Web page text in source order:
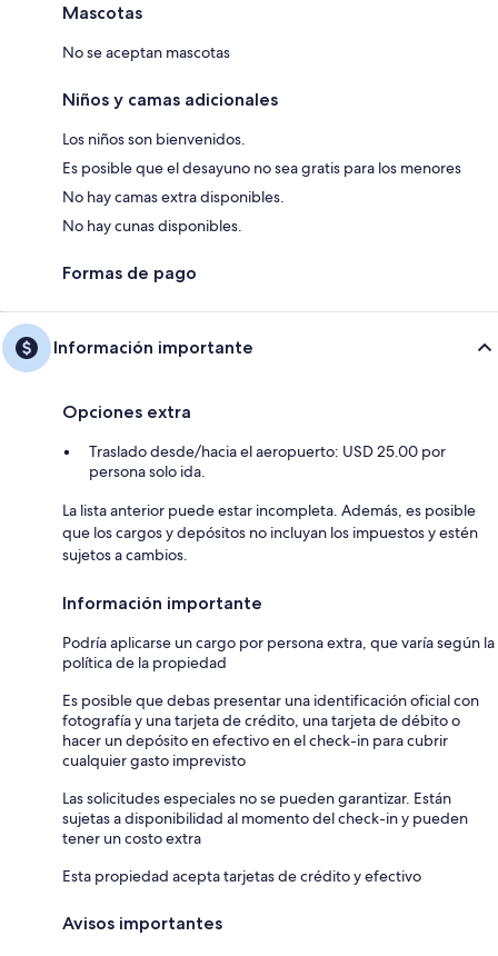
Mascotas
No se aceptan mascotas
Niños y camas adicionales
Los niños son bienvenidos.
Es posible que el desayuno no sea gratis para los menores
No hay camas extra disponibles.
No hay cunas disponibles.
Formas de pago
Información importante
Opciones extra
Traslado desde/hacia el aeropuerto: USD 25.00 por
persona solo ida.
La lista anterior puede estar incompleta. Además, es posible
que los cargos y depósitos no incluyan los impuestos y estén
sujetos a cambios.
Información importante
Podría aplicarse un cargo por persona extra, que varía según la
política de la propiedad
Es posible que debas presentar una identificación oficial con
fotografía y una tarjeta de crédito, una tarjeta de débito o
hacer un depósito en efectivo en el check-in para cubrir
cualquier gasto imprevisto
Las solicitudes especiales no se pueden garantizar. Están
sujetas a disponibilidad al momento del check-in y pueden
tener un costo extra
Esta propiedad acepta tarjetas de crédito y efectivo
Avisos importantes